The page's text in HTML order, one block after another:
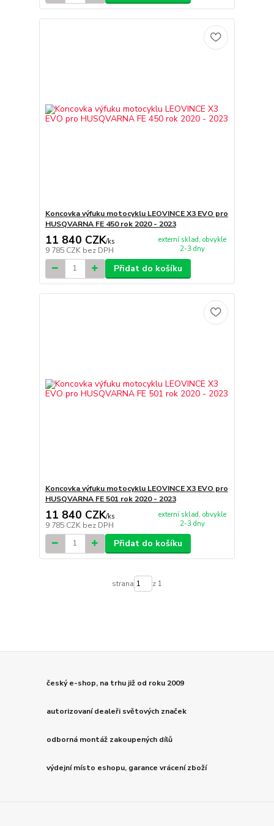
Koncovka výfuku motocyklu LEOVINCE X3 EVO pro
HUSQVARNA FE 450 rok 2020 - 2023
11 840 CZK/ks
9 785 CZK bez DPH
externí sklad, obvykle
2-3 dny
Přidat do košíku
Koncovka výfuku motocyklu LEOVINCE X3 EVO pro
HUSQVARNA FE 501 rok 2020 - 2023
11 840 CZK/ks
9 785 CZK bez DPH
externí sklad, obvykle
2-3 dny
Přidat do košíku
strana z 1
český e-shop, na trhu již od roku 2009
autorizovaní dealeři světových značek
odborná montáž zakoupených dílů
výdejní místo eshopu, garance vrácení zboží